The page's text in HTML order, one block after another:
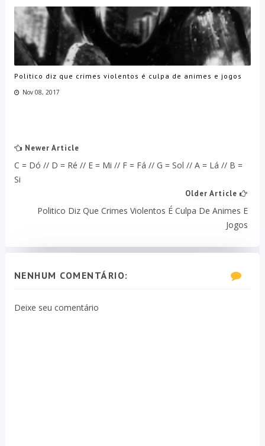
Politico diz que crimes violentos é culpa de animes e jogos
Nov 08, 2017
Newer Article
C = Dó // D = Ré // E = Mi // F = Fá // G = Sol // A = Lá // B =
Si
Older Article
Politico Diz Que Crimes Violentos É Culpa De Animes E
Jogos
NENHUM COMENTÁRIO:
Deixe seu comentário